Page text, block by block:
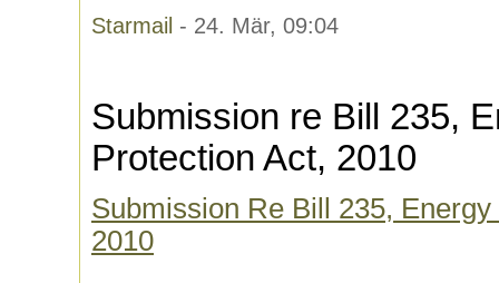
Starmail - 24. Mär, 09:04
Submission re Bill 235,
Protection Act, 2010
Submission Re Bill 235,
2010